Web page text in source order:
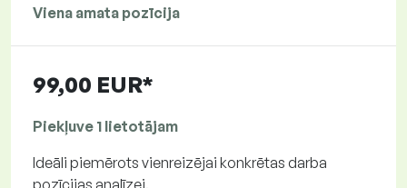
Viena amata pozīcija
99,00 EUR*
Piekļuve 1 lietotājam
Ideāli piemērots vienreizējai konkrētas darba